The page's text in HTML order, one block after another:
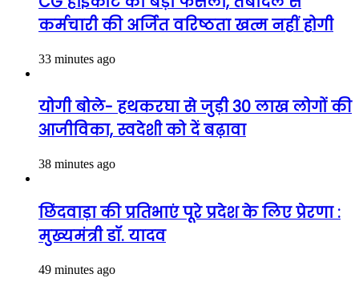
कर्मचारी की अर्जित वरिष्ठता खत्म नहीं होगी
33 minutes ago
योगी बोले- हथकरघा से जुड़ी 30 लाख लोगों की
आजीविका, स्वदेशी को दें बढ़ावा
38 minutes ago
छिंदवाड़ा की प्रतिभाएं पूरे प्रदेश के लिए प्रेरणा :
मुख्यमंत्री डॉ. यादव
49 minutes ago